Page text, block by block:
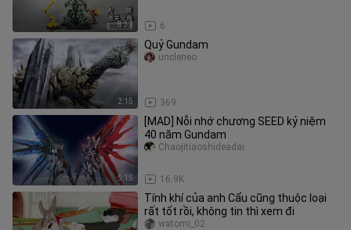
8:37 6
2:15
Quỷ Gundam
369
uncleneo
5:15
[MAD] Nỗi nhớ chương SEED kỷ niệm
40 năm Gundam
16.9K
Chaojitiaoshideadai
Tính khí của anh Cẩu cũng thuộc loại
rất tốt rồi, không tin thì xem đi
watomi_02